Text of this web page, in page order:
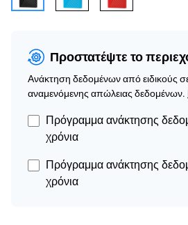
Προστατέψτε το
Ανάκτηση δεδομένων από ειδικούς
αναμενόμενης απώλειας δεδομένων.
Πρόγραμμα ανάκτησης
χρόνια
Πρόγραμμα ανάκτησης
χρόνια